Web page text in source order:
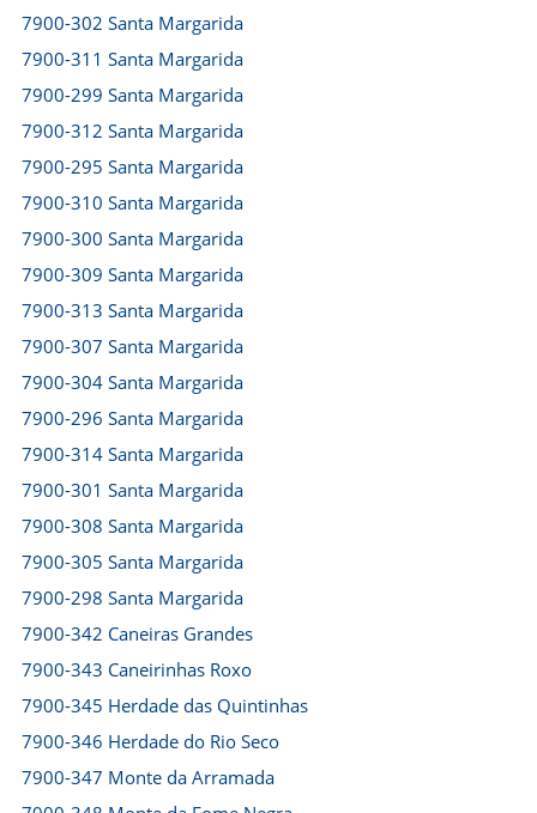
7900-302 Santa Margarida
7900-311 Santa Margarida
7900-299 Santa Margarida
7900-312 Santa Margarida
7900-295 Santa Margarida
7900-310 Santa Margarida
7900-300 Santa Margarida
7900-309 Santa Margarida
7900-313 Santa Margarida
7900-307 Santa Margarida
7900-304 Santa Margarida
7900-296 Santa Margarida
7900-314 Santa Margarida
7900-301 Santa Margarida
7900-308 Santa Margarida
7900-305 Santa Margarida
7900-298 Santa Margarida
7900-342 Caneiras Grandes
7900-343 Caneirinhas Roxo
7900-345 Herdade das Quintinhas
7900-346 Herdade do Rio Seco
7900-347 Monte da Arramada